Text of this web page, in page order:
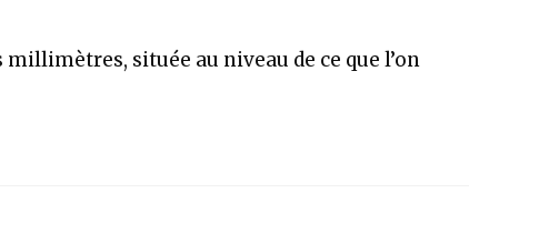
située au niveau de ce que l’on